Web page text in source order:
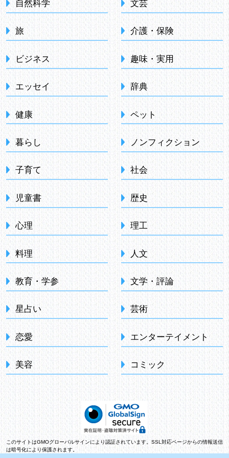
自然科学
旅
ビジネス
エッセイ
健康
暮らし
子育て
児童書
心理
料理
教育・学参
星占い
恋愛
美容
文芸
介護・保険
趣味・実用
辞典
ペット
ノンフィクション
社会
歴史
理工
人文
文学・評論
芸術
エンターテイメント
コミック
このサイトはGMOグローバルサインにより認証されています。SSL対応ページからの情報送信
は暗号化により保護されます。